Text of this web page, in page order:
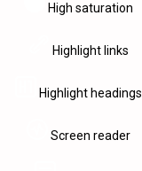
High saturation
Highlight links
Highlight headings
Screen reader